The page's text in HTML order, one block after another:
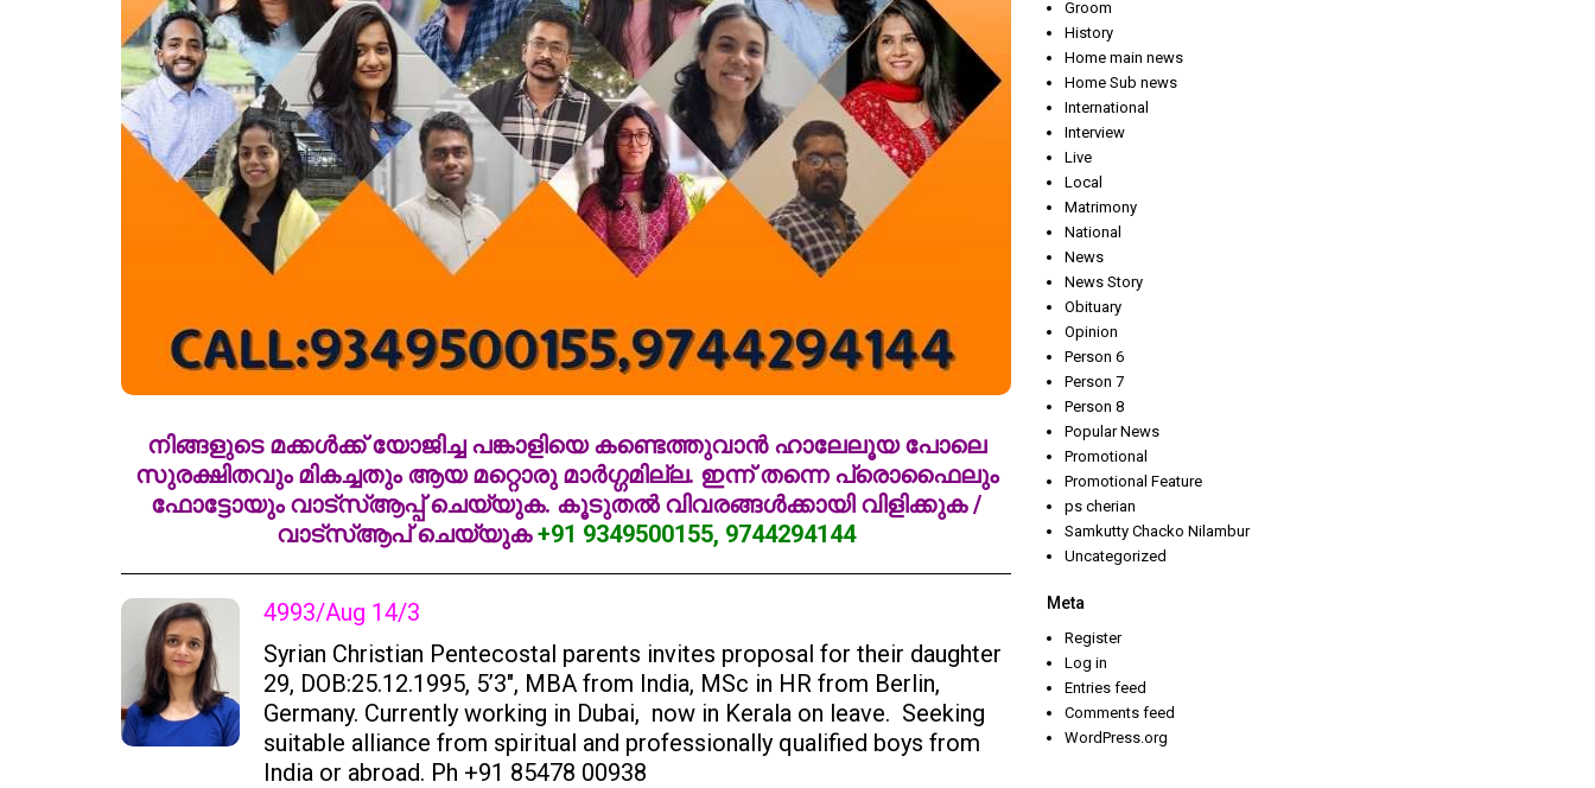
നിങ്ങളുടെ മക്കൾക്ക് യോജിച്ച പങ്കാളിയെ കണ്ടെത്തുവാൻ ഹാലേലൂയ പോലെ
സുരക്ഷിതവും മികച്ചതും ആയ മറ്റൊരു മാർഗ്ഗമില്ല. ഇന്ന് തന്നെ പ്രൊഫൈലും
ഫോട്ടോയും വാട്സ്ആപ്പ് ചെയ്യുക. കൂടുതൽ വിവരങ്ങൾക്കായി വിളിക്കുക /
വാട്സ്ആപ് ചെയ്യുക+91 9349500155, 9744294144
4993/Aug 14/3
Syrian Christian Pentecostal parents invites proposal for their daughter
29, DOB:25.12.1995, 5’3″, MBA from India, MSc in HR from Berlin,
Germany. Currently working in Dubai, now in Kerala on leave. Seeking
suitable alliance from spiritual and professionally qualified boys from
India or abroad. Ph +91 85478 00938
Groom
History
Home main news
Home Sub news
International
Interview
Live
Local
Matrimony
National
News
News Story
Obituary
Opinion
Person 6
Person 7
Person 8
Popular News
Promotional
Promotional Feature
ps cherian
Samkutty Chacko Nilambur
Uncategorized
Meta
Register
Log in
Entries feed
Comments feed
WordPress.org